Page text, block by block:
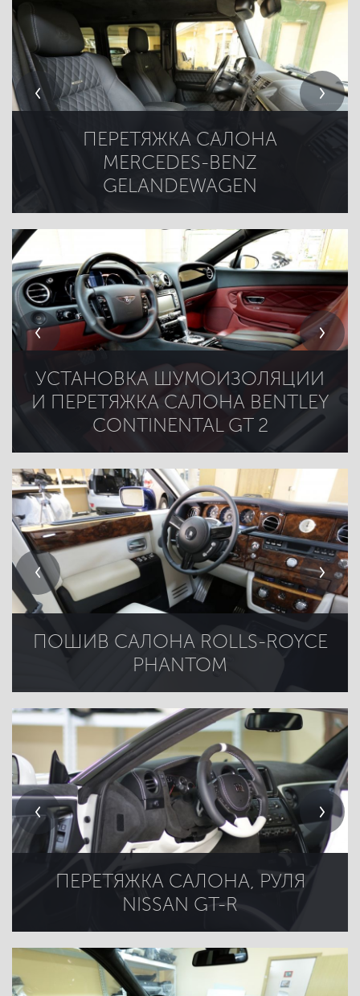
ПЕРЕТЯЖКА САЛОНА
MERCEDES-BENZ
GELANDEWAGEN
УСТАНОВКА ШУМОИЗОЛЯЦИИ
И ПЕРЕТЯЖКА САЛОНА BENTLEY
CONTINENTAL GT 2
ПОШИВ САЛОНА ROLLS-ROYCE
PHANTOM
ПЕРЕТЯЖКА САЛОНА, РУЛЯ
NISSAN GT-R